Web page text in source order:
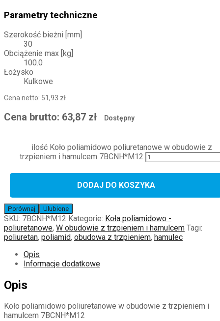
Parametry techniczne
Szerokość bieżni [mm]
30
Obciążenie max [kg]
100.0
Łożysko
Kulkowe
Cena netto: 51,93 zł
Cena brutto: 63,87 zł Dostępny
ilość Koło poliamidowo poliuretanowe w obudowie z
trzpieniem i hamulcem 7BCNH*M12
DODAJ DO KOSZYKA
Porównaj Ulubione
SKU: 7BCNH*M12 Kategorie: Koła poliamidowo -
poliuretanowe, W obudowie z trzpieniem i hamulcem Tagi:
poliuretan, poliamid, obudowa z trzpieniem, hamulec
Opis
Informacje dodatkowe
Opis
Koło poliamidowo poliuretanowe w obudowie z trzpieniem i
hamulcem 7BCNH*M12